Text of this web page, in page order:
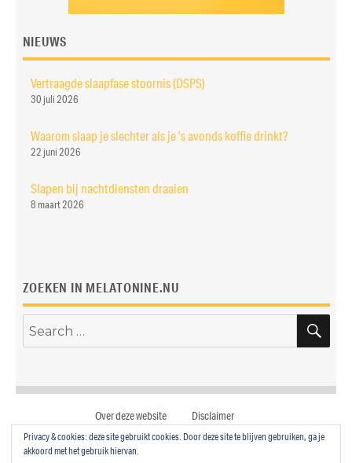
NIEUWS
Vertraagde slaapfase stoornis (DSPS)
30 juli 2026
Waarom slaap je slechter als je ’s avonds koffie drinkt?
22 juni 2026
Slapen bij nachtdiensten draaien
8 maart 2026
ZOEKEN IN MELATONINE.NU
Search
for:
Over deze website Disclaimer
Privacy & cookies: deze site gebruikt cookies. Door deze site te blijven gebruiken, ga je
akkoord met het gebruik hiervan.